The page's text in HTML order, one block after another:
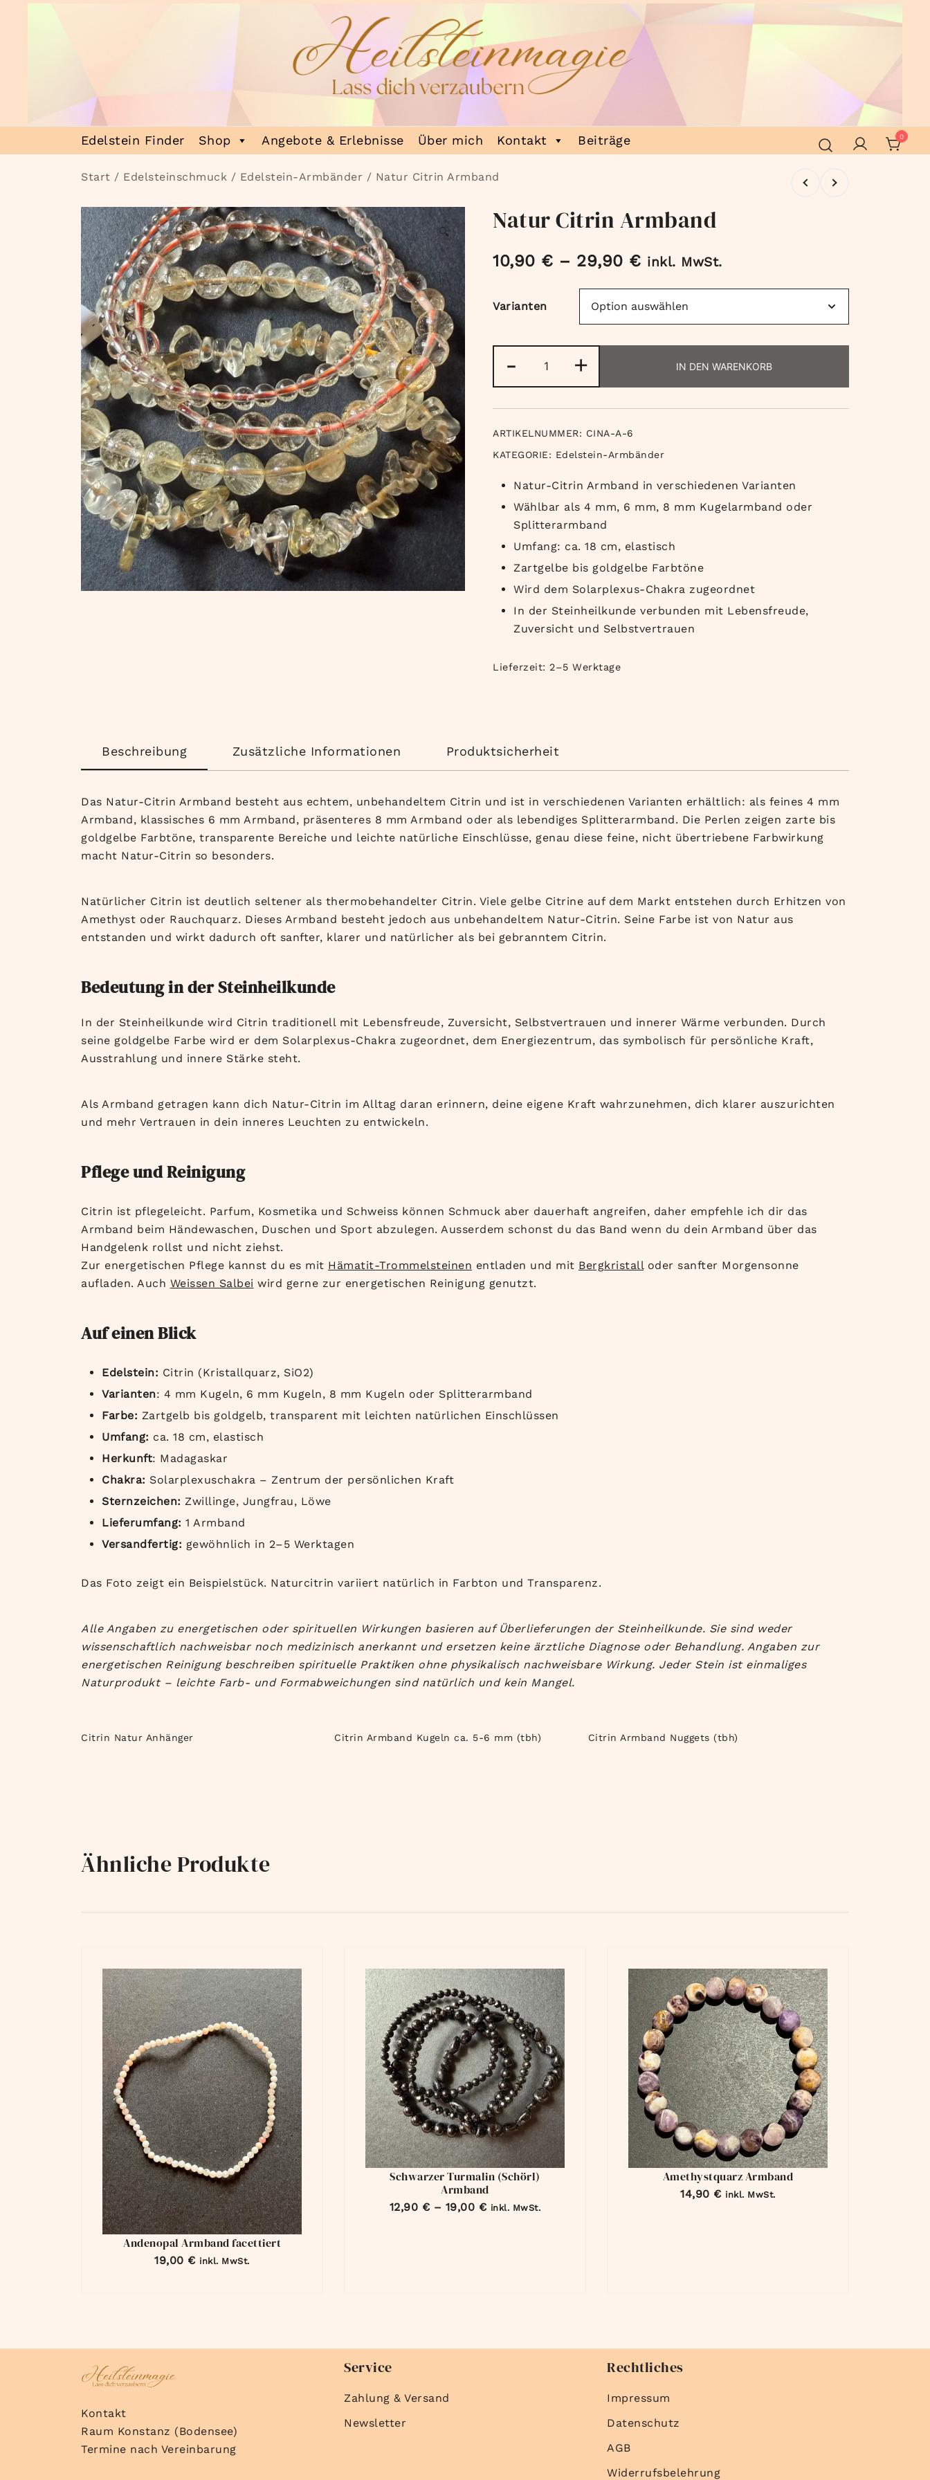
Heilsteinmagie
Lass dich verzaubern
Edelstein Finder Shop Angebote & Erlebnisse Über mich Kontakt Beiträge 0
Start / Edelsteinschmuck / Edelstein-Armbänder / Natur Citrin Armband
🔍 Natur Citrin Armband
10,90 € – 29,90 € inkl. MwSt.
Varianten
-
Citrin
Armband
Menge
+ IN DEN WARENKORB
ARTIKELNUMMER: CINA-A-6
KATEGORIE: Edelstein-Armbänder
Natur-Citrin Armband in verschiedenen Varianten
Wählbar als 4 mm, 6 mm, 8 mm Kugelarmband oder
Splitterarmband
Umfang: ca. 18 cm, elastisch
Zartgelbe bis goldgelbe Farbtöne
Wird dem Solarplexus-Chakra zugeordnet
In der Steinheilkunde verbunden mit Lebensfreude,
Zuversicht und Selbstvertrauen
Lieferzeit: 2–5 Werktage
Beschreibung Zusätzliche Informationen Produktsicherheit
Das Natur-Citrin Armband besteht aus echtem, unbehandeltem Citrin und ist in verschiedenen Varianten erhältlich: als feines 4 mm
Armband, klassisches 6 mm Armband, präsenteres 8 mm Armband oder als lebendiges Splitterarmband. Die Perlen zeigen zarte bis
goldgelbe Farbtöne, transparente Bereiche und leichte natürliche Einschlüsse, genau diese feine, nicht übertriebene Farbwirkung
macht Natur-Citrin so besonders.
Natürlicher Citrin ist deutlich seltener als thermobehandelter Citrin. Viele gelbe Citrine auf dem Markt entstehen durch Erhitzen von
Amethyst oder Rauchquarz. Dieses Armband besteht jedoch aus unbehandeltem Natur-Citrin. Seine Farbe ist von Natur aus
entstanden und wirkt dadurch oft sanfter, klarer und natürlicher als bei gebranntem Citrin.
Bedeutung in der Steinheilkunde
In der Steinheilkunde wird Citrin traditionell mit Lebensfreude, Zuversicht, Selbstvertrauen und innerer Wärme verbunden. Durch
seine goldgelbe Farbe wird er dem Solarplexus-Chakra zugeordnet, dem Energiezentrum, das symbolisch für persönliche Kraft,
Ausstrahlung und innere Stärke steht.
Als Armband getragen kann dich Natur-Citrin im Alltag daran erinnern, deine eigene Kraft wahrzunehmen, dich klarer auszurichten
und mehr Vertrauen in dein inneres Leuchten zu entwickeln.
Pflege und Reinigung
Citrin ist pflegeleicht. Parfum, Kosmetika und Schweiss können Schmuck aber dauerhaft angreifen, daher empfehle ich dir das
Armband beim Händewaschen, Duschen und Sport abzulegen. Ausserdem schonst du das Band wenn du dein Armband über das
Handgelenk rollst und nicht ziehst.
Zur energetischen Pflege kannst du es mit Hämatit-Trommelsteinen entladen und mit Bergkristalloder sanfter Morgensonne
aufladen. Auch Weissen Salbei wird gerne zur energetischen Reinigung genutzt.
Auf einen Blick
Edelstein: Citrin (Kristallquarz, SiO2)
Varianten: 4 mm Kugeln, 6 mm Kugeln, 8 mm Kugeln oder Splitterarmband
Farbe: Zartgelb bis goldgelb, transparent mit leichten natürlichen Einschlüssen
Umfang: ca. 18 cm, elastisch
Herkunft: Madagaskar
Chakra: Solarplexuschakra – Zentrum der persönlichen Kraft
Sternzeichen: Zwillinge, Jungfrau, Löwe
Lieferumfang: 1 Armband
Versandfertig: gewöhnlich in 2–5 Werktagen
Das Foto zeigt ein Beispielstück. Naturcitrin variiert natürlich in Farbton und Transparenz.
Alle Angaben zu energetischen oder spirituellen Wirkungen basieren auf Überlieferungen der Steinheilkunde. Sie sind weder
wissenschaftlich nachweisbar noch medizinisch anerkannt und ersetzen keine ärztliche Diagnose oder Behandlung. Angaben zur
energetischen Reinigung beschreiben spirituelle Praktiken ohne physikalisch nachweisbare Wirkung. Jeder Stein ist einmaliges
Naturprodukt – leichte Farb- und Formabweichungen sind natürlich und kein Mangel.
Citrin Natur Anhänger Citrin Armband Kugeln ca. 5-6 mm (tbh) Citrin Armband Nuggets (tbh)
Ähnliche Produkte
Andenopal Armband facettiert
19,00 € inkl. MwSt.
Schwarzer Turmalin (Schörl)
Armband
12,90 € – 19,00 € inkl. MwSt.
Amethystquarz Armband
14,90 € inkl. MwSt.
Kontakt
Raum Konstanz (Bodensee)
Termine nach Vereinbarung
Service
Zahlung & Versand
Newsletter
Rechtliches
Impressum
Datenschutz
AGB
Widerrufsbelehrung